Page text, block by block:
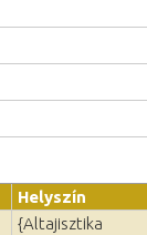
Helyszín
{Altajisztika